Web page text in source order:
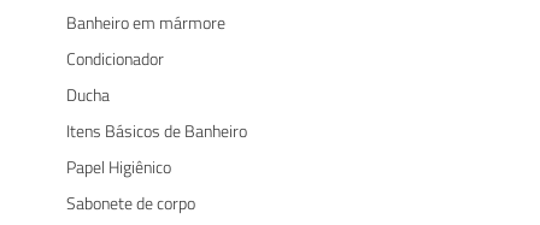
Banheiro em mármore
Condicionador
Ducha
Itens Básicos de Banheiro
Papel Higiênico
Sabonete de corpo